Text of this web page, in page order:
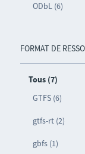
ODbL (6)
FORMAT DE
Tous (7)
GTFS (6)
gtfs-rt (2)
gbfs (1)